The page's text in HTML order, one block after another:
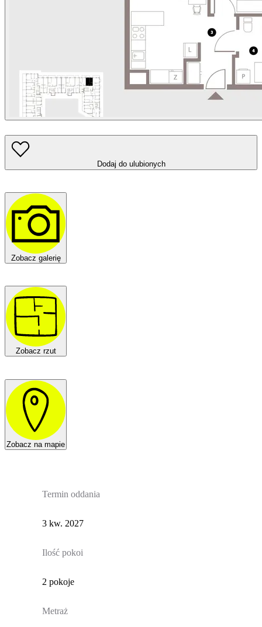
Dodaj do ulubionych
Zobacz galerię
Zobacz rzut
Zobacz na mapie
Termin oddania
3 kw. 2027
Ilość pokoi
2 pokoje
Metraż